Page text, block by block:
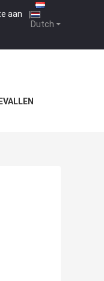
Dutch
aan |